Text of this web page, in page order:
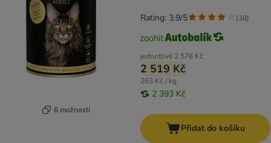
6 možností
jednotlivě 2 576 Kč
2 519 Kč
263 Kč / kg
2 393 Kč
Rating: 3.9/5 (38)
Přidat do košíku